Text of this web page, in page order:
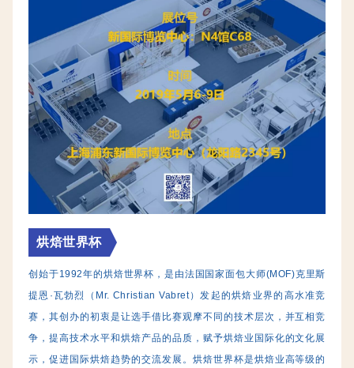
烘焙世界杯
创始于1992年的烘焙世界杯，是由法国国家面包大师(MOF)克里斯
提恩·瓦勃烈（Mr. Christian Vabret）发起的烘焙业界的高水准竞
赛，其创办的初衷是让选手借比赛观摩不同的技术层次，并互相竞
争，提高技术水平和烘焙产品的品质，赋予烘焙业国际化的文化展
示，促进国际烘焙趋势的交流发展。烘焙世界杯是烘焙业高等级的